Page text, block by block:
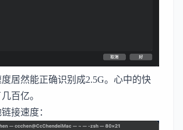
居然能正确识别成2.5G。心中的快
百亿。
接速度：